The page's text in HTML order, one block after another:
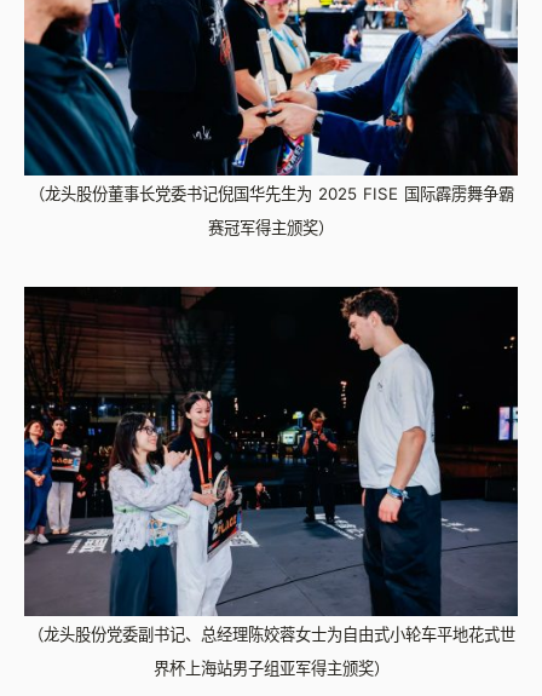
（龙头股份董事长党委书记倪国华先生为 2025 FISE 国际霹雳舞争霸
赛冠军得主颁奖）
（龙头股份党委副书记、总经理陈姣蓉女士为自由式小轮车平地花式世
界杯上海站男子组亚军得主颁奖）